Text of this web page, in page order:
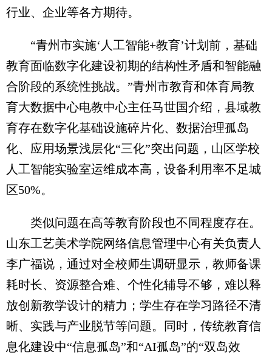
行业、企业等各方期待。
“青州市实施‘人工智能+教育’计划前，基础
教育面临数字化建设初期的结构性矛盾和智能融
合阶段的系统性挑战。”青州市教育和体育局教
育大数据中心电教中心主任马世国介绍，县域教
育存在数字化基础设施碎片化、数据治理孤岛
化、应用场景浅层化“三化”突出问题，山区学校
人工智能实验室运维成本高，设备利用率不足城
区50%。
类似问题在高等教育阶段也不同程度存在。
山东工艺美术学院网络信息管理中心有关负责人
李广福说，通过对全校师生调研显示，教师备课
耗时长、资源整合难、个性化辅导不够，难以释
放创新教学设计的精力；学生存在学习路径不清
晰、实践与产业脱节等问题。同时，传统教育信
息化建设中“信息孤岛”和“AI孤岛”的“双岛效